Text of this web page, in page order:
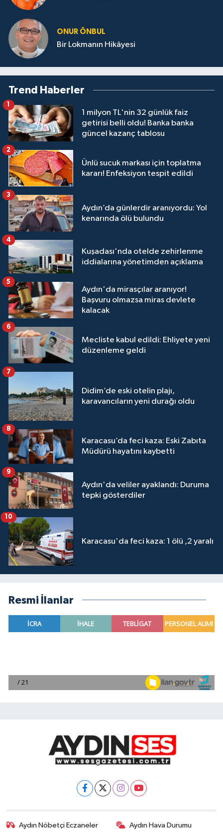
ONUR ÖNBUL
Bir Lokmanın Hikâyesi
Trend Haberler
1 milyon TL'nin 32 günlük faiz
getirisi belli oldu! Banka banka
güncel kazanç tablosu
1
Ünlü sucuk markası için toplatma
kararı! Enfeksiyon tespit edildi
2
Aydın’da günlerdir aranıyordu: Yol
kenarında ölü bulundu
3
Kuşadası'nda otelde zehirlenme
iddialarına yönetimden açıklama
4
Aydın'da mirasçılar aranıyor!
Başvuru olmazsa miras devlete
kalacak
5
Mecliste kabul edildi: Ehliyete yeni
düzenleme geldi
6
Didim’de eski otelin plajı,
karavancıların yeni durağı oldu
7
Karacasu’da feci kaza: Eski Zabıta
Müdürü hayatını kaybetti
8
Aydın'da veliler ayaklandı: Duruma
tepki gösterdiler
9
Karacasu'da feci kaza: 1 ölü ,2 yaralı
10
Resmi İlanlar
Aydın Nöbetçi Eczaneler Aydın Hava Durumu